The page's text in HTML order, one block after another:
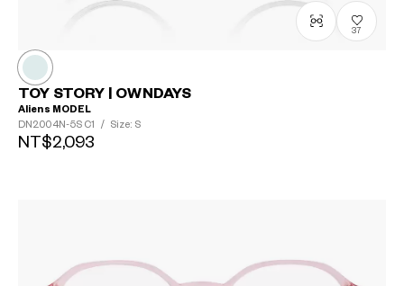
37
TOY STORY | OWNDAYS
Aliens MODEL
DN2004N-5S C1 / Size: S
NT$2,093